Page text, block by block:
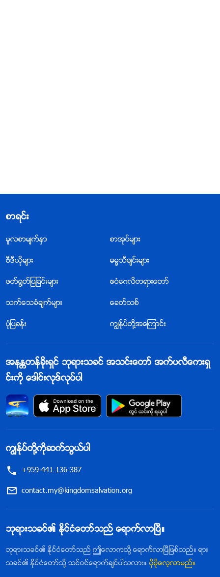
စာရင္း
မူလစာမ်က္ႏွာ စာအုပ္မ်ား
ဗီဒီယိုမ်ား ဓမၼသီခ်င္းမ်ား
ဖတ္႐ြတ္ျပျခင္းမ်ား ဧဝံေဂလိတရားေတာ္
သက္ေသခံခ်က္မ်ား ေခတ္သစ္
ပုံျပခန္း ကြၽန္ုပ္တို႔အေၾကာင္း
အနႏၲတန္ခိုးရွင္ ဘုရားသခင္ အသင္းေတာ္ အက္ပလီေကးရွ
င္းကို ေဒါင္းလုဒ္လုပ္ပါ
ကြၽန္ုပ္တို႔ကိုဆက္သြယ္ပါ
+959-441-136-387
contact.my@kingdomsalvation.org
ဘုရားသခင္၏ ႏိုင္ငံေတာ္သည္ ေရာက္လာၿပီ။
ဘုရားသခင္၏ ႏိုင္ငံေတာ္သည္ ဤေလာကသို႔ ေရာက္လာၿပီျဖစ္သည္။ ရား
သခင္၏ ႏိုင္ငံေတာ္သို႔ သင္ဝင္ေရာက္ခ်င္ပါသလား။ ပိုမိုေလ့လာမည္။